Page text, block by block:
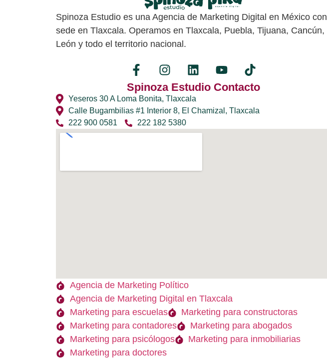
Spinoza Estudio es una Agencia de Marketing Digital en México con
sede en Tlaxcala. Operamos en Tlaxcala, Puebla, Tijuana, Cancún,
León y todo el territorio nacional.
Spinoza Estudio Contacto
Yeseros 30 A Loma Bonita, Tlaxcala
Calle Bugambilias #1 Interior 8, El Chamizal, Tlaxcala
222 900 0581
222 182 5380
Agencia de Marketing Político
Agencia de Marketing Digital en Tlaxcala
Marketing para escuelas
Marketing para constructoras
Marketing para contadores
Marketing para abogados
Marketing para psicólogos
Marketing para inmobiliarias
Marketing para doctores